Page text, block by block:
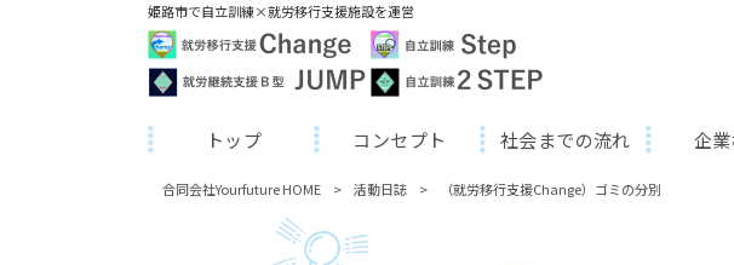
姫路市で自立訓練×就労移行支援施設を運営
トップ コンセプト 社会までの流れ 企
合同会社Yourfuture HOME > 活動日誌 > （就労移行支援Change）ゴミの分別